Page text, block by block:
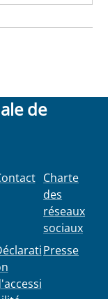
de
Charte
des
réseaux
sociaux
Presse